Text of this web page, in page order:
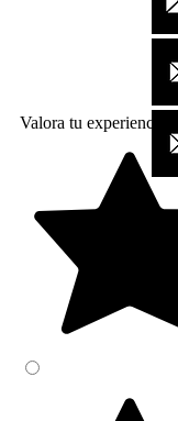
Valora tu experiencia: